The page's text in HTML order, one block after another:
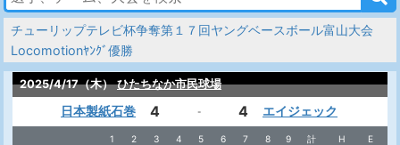
チューリップテレビ杯争奪第１７回ヤングベースボール富山大会
Locomotionﾔﾝｸﾞ優勝
2025/4/17（木） ひたちなか市民球場
日本製紙石巻 4 - 4 エイジェック
1 2 3 4 5 6 7 8 9 計 H E